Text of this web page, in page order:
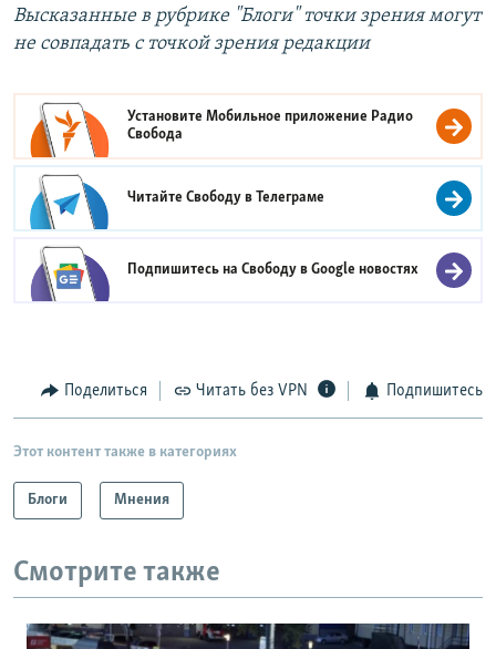
Высказанные в рубрике "Блоги" точки зрения могут
не совпадать с точкой зрения редакции
Установите Мобильное приложение Радио
Свобода
Читайте Свободу вТелеграме
Подпишитесь на Свободу вGoogle новостях
Поделиться Читать без VPN Подпишитесь
Этот контент также в категориях
Блоги Мнения
Смотрите также